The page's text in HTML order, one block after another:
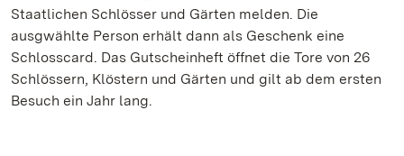
Staatlichen Schlösser und Gärten melden. Die
ausgwählte Person erhält dann als Geschenk eine
Schlosscard. Das Gutscheinheft öffnet die Tore von 26
Schlössern, Klöstern und Gärten und gilt ab dem ersten
Besuch ein Jahr lang.